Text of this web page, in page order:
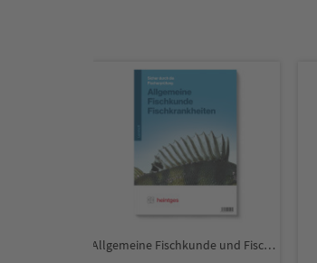
Gerätekunde